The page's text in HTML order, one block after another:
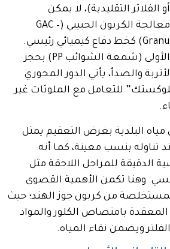
التناضح العكسي RO أو الفلاتر التقليدية)، لا يمكن
الاستغناء عن مرحلة معالجة الكربون الحبيبي (GAC –
Granular Activated Carbon) كخط دفاع كيميائي رئيسي.
بعد أن تقوم المرحلة الأولى (شمعة الشوائب PP) بحجز
والصدأ، يأتي الدور المحوري
للتعامل مع الملوثات غير
مياه البلدية بغرض التعقيم يمثل
تناوله بنسب معينة، كما أنه
الدقيقة للمراحل اللاحقة مثل
وهنا تكمن الأهمية القصوى
من كربون جوز الهند؛ حيث
المعقدة بامتصاص الكلور والمواد
ويضمن نقاء المياه.